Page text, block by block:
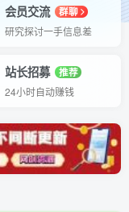
会员交流
群聊
研究探讨一手信息差
站长招募
推荐
24小时自动赚钱